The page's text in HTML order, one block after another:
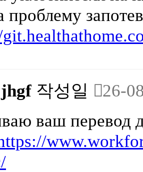
проблему
작성일
26-
ваш перевод